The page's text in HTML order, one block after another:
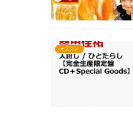
オススメ